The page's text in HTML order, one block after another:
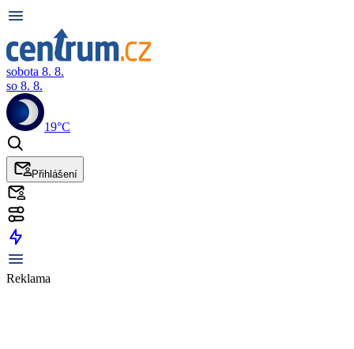
sobota 8. 8.
so 8. 8.
19°C
Přihlášení
Reklama